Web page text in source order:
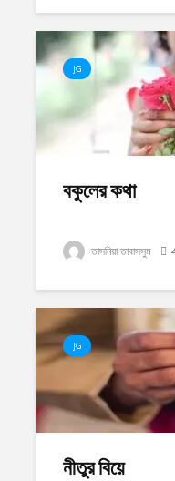
JG
বকুলের কথা
তাসনিয়া তাবাসসুম
JG
নীতুর বিয়ে